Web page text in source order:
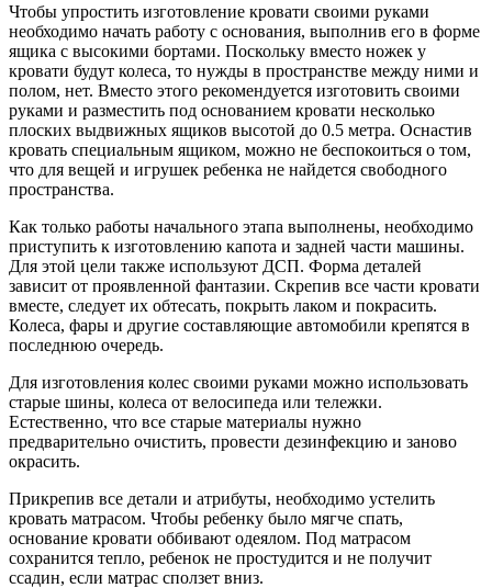
Чтобы упростить изготовление кровати своими руками
необходимо начать работу с основания, выполнив его в форме
ящика с высокими бортами. Поскольку вместо ножек у
кровати будут колеса, то нужды в пространстве между ними и
полом, нет. Вместо этого рекомендуется изготовить своими
руками и разместить под основанием кровати несколько
плоских выдвижных ящиков высотой до 0.5 метра. Оснастив
кровать специальным ящиком, можно не беспокоиться о том,
что для вещей и игрушек ребенка не найдется свободного
пространства.
Как только работы начального этапа выполнены, необходимо
приступить к изготовлению капота и задней части машины.
Для этой цели также используют ДСП. Форма деталей
зависит от проявленной фантазии. Скрепив все части кровати
вместе, следует их обтесать, покрыть лаком и покрасить.
Колеса, фары и другие составляющие автомобили крепятся в
последнюю очередь.
Для изготовления колес своими руками можно использовать
старые шины, колеса от велосипеда или тележки.
Естественно, что все старые материалы нужно
предварительно очистить, провести дезинфекцию и заново
окрасить.
Прикрепив все детали и атрибуты, необходимо устелить
кровать матрасом. Чтобы ребенку было мягче спать,
основание кровати оббивают одеялом. Под матрасом
сохранится тепло, ребенок не простудится и не получит
ссадин, если матрас сползет вниз.